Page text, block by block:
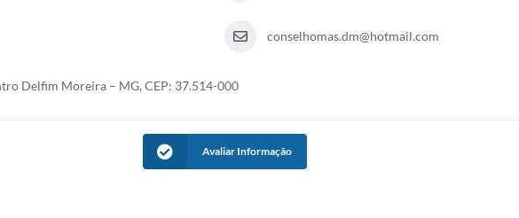
conselhomas.dm@hotmail.com
Delfim Moreira – MG, CEP: 37.514-000
Avaliar Informação